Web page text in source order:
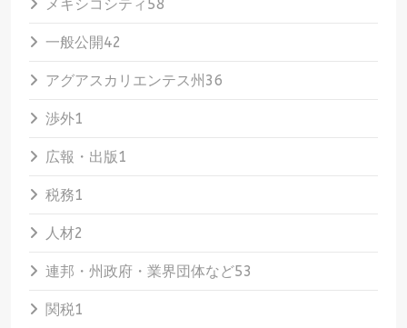
メキシコシティ 58
一般公開42
アグアスカリエンテス州 36
渉外1
広報・出版1
税務1
人材2
連邦・州政府・業界団体など53
関税1